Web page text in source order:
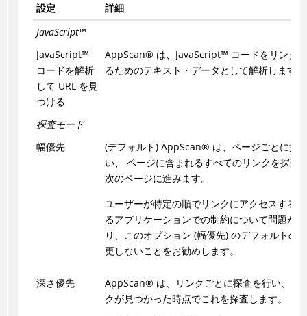
設定
詳細
JavaScript™
JavaScript™
コードを解析
して URL を見
つける
AppScan® は、 JavaScript™ コードをリンク
るためのテキスト・データとして解析します。
探査モード
幅優先
(デフォルト) AppScan® は、ページごとに探
い、 ページに含まれるすべてのリンクを探査
次のページに進みます。
ユーザーが特定の順でリンクにアクセスする
るアプリケーションでの制約について問題が
り、このオプション (幅優先) のデフォルトの
更しないことをお勧めします。
深さ優先 AppScan® は、リンクごとに探査を行い、新
クが見つかった時点でこれを探査します。